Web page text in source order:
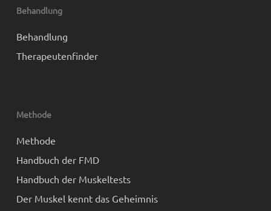
Behandlung
Behandlung
Therapeutenfinder
Methode
Methode
Handbuch der FMD
Handbuch der Muskeltests
Der Muskel kennt das Geheimnis